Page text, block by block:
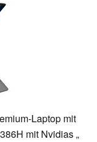
Laptop mit
mit Nvidias „